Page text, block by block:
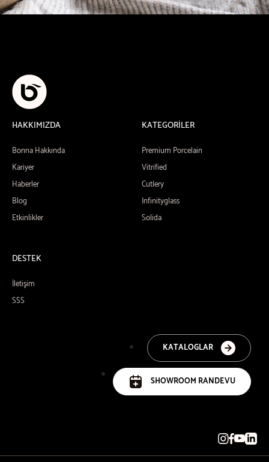
HAKKIMIZDA
Bonna Hakkında
Kariyer
Haberler
Blog
Etkinlikler
KATEGORİLER
Premium Porcelain
Vitrified
Cutlery
Infinityglass
Solida
DESTEK
İletişim
SSS
KATALOGLAR
SHOWROOM RANDEVU